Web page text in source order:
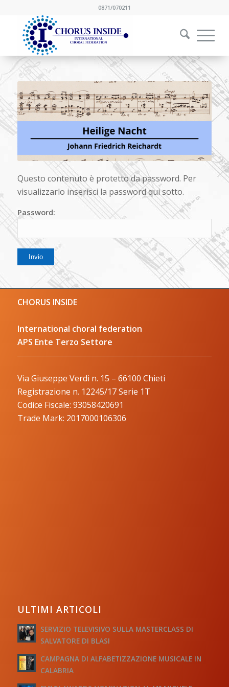
0871/070211
Questo contenuto è protetto da password. Per
visualizzarlo inserisci la password qui sotto.
Password:
CHORUS INSIDE
International choral federation
APS Ente Terzo Settore
Via Giuseppe Verdi n. 15 – 66100 Chieti
Registrazione n. 12245/17 Serie 1T
Codice Fiscale: 93058420691
Trade Mark: 2017000106306
ULTIMI ARTICOLI
SERVIZIO TELEVISIVO SULLA MASTERCLASS DI
SALVATORE DI BLASI
CAMPAGNA DI ALFABETIZZAZIONE MUSICALE IN
CALABRIA